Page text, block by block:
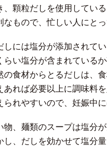
、顆粒だしを使用してい
なもので、忙しい人にとっ
しには塩分が添加されて
らい塩分が含まれている
の食材からとるだしは、
あれば必要以上に調味料
れやすいので、妊娠中に
物、麺類のスープは塩分
し、だしを効かせて塩分